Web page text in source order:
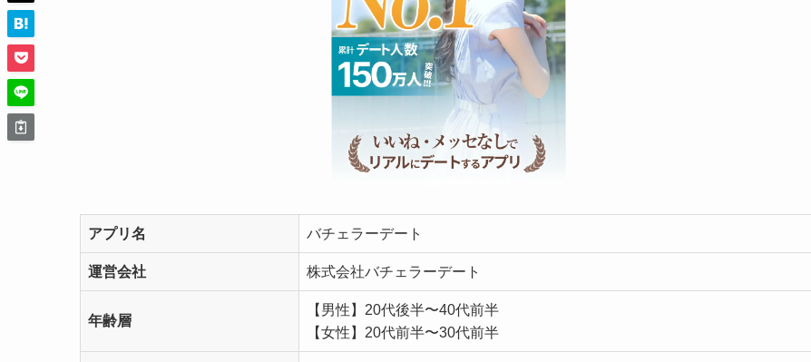
アプリ名 バチェラーデート
運営会社 株式会社バチェラーデート
年齢層
【男性】20代後半〜40代前半
【女性】20代前半〜30代前半